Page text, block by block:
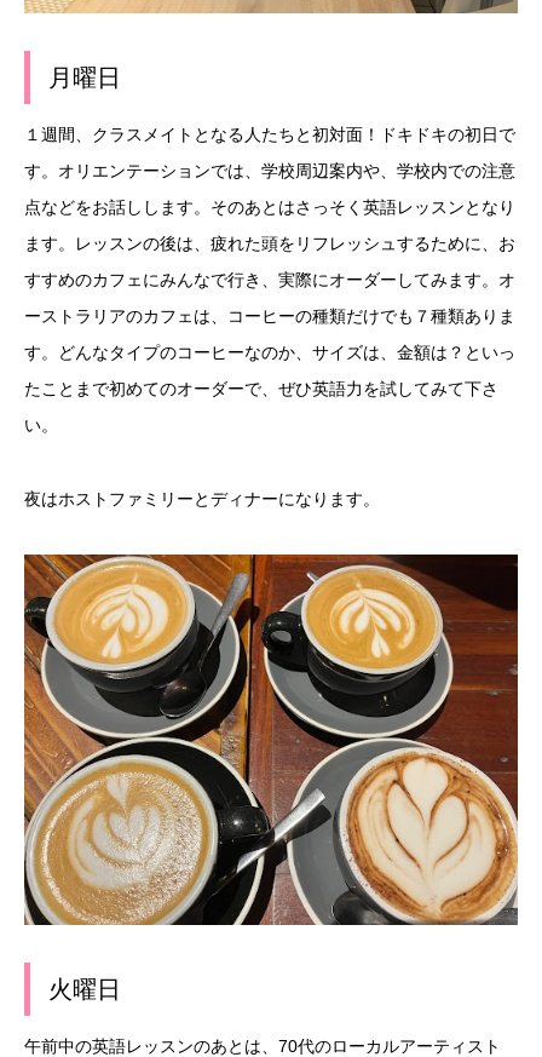
月曜日
１週間、クラスメイトとなる人たちと初対面！ドキドキの初日で
す。オリエンテーションでは、学校周辺案内や、学校内での注意
点などをお話しします。そのあとはさっそく英語レッスンとなり
ます。レッスンの後は、疲れた頭をリフレッシュするために、お
すすめのカフェにみんなで行き、実際にオーダーしてみます。オ
ーストラリアのカフェは、コーヒーの種類だけでも７種類ありま
す。どんなタイプのコーヒーなのか、サイズは、金額は？といっ
たことまで初めてのオーダーで、ぜひ英語力を試してみて下さ
い。
夜はホストファミリーとディナーになります。
火曜日
午前中の英語レッスンのあとは、70代のローカルアーティスト